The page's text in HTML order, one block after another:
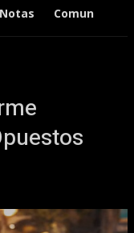
Notas Comunidad